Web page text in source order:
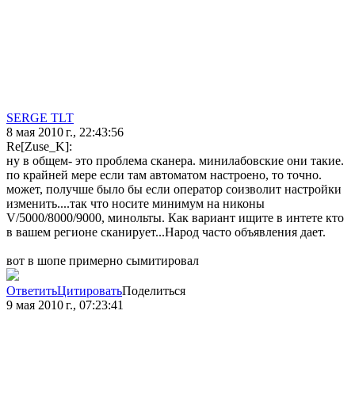
SERGE TLT
8 мая 2010 г., 22:43:56
Re[Zuse_K]:
ну в общем- это проблема сканера. минилабовские они такие.
по крайней мере если там автоматом настроено, то точно.
может, получше было бы если оператор соизволит настройки
изменить....так что носите минимум на никоны
V/5000/8000/9000, минольты. Как вариант ищите в интете кто
в вашем регионе сканирует...Народ часто объявления дает.
вот в шопе примерно сымитировал
ОтветитьЦитироватьПоделиться
9 мая 2010 г., 07:23:41